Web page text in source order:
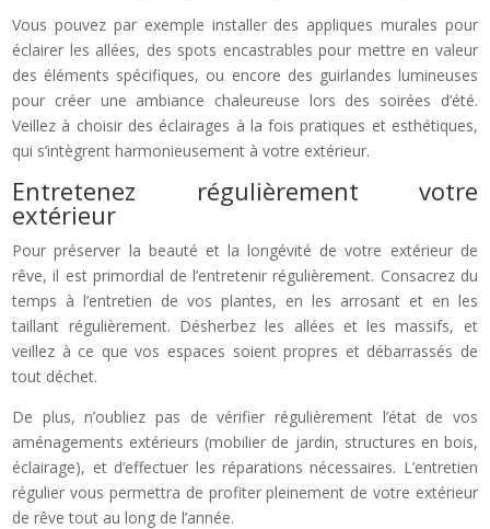
Vous pouvez par exemple installer des appliques murales pour
éclairer les allées, des spots encastrables pour mettre en valeur
des éléments spécifiques, ou encore des guirlandes lumineuses
pour créer une ambiance chaleureuse lors des soirées d’été.
Veillez à choisir des éclairages à la fois pratiques et esthétiques,
qui s’intègrent harmonieusement à votre extérieur.
Entretenez régulièrement votre
extérieur
Pour préserver la beauté et la longévité de votre extérieur de
rêve, il est primordial de l’entretenir régulièrement. Consacrez du
temps à l’entretien de vos plantes, en les arrosant et en les
taillant régulièrement. Désherbez les allées et les massifs, et
veillez à ce que vos espaces soient propres et débarrassés de
tout déchet.
De plus, n’oubliez pas de vérifier régulièrement l’état de vos
aménagements extérieurs (mobilier de jardin, structures en bois,
éclairage), et d’effectuer les réparations nécessaires. L’entretien
régulier vous permettra de profiter pleinement de votre extérieur
de rêve tout au long de l’année.